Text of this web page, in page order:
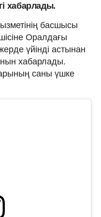
хабарлады.
басшысы
Оралдағы
үйінді астынан
хабарлады.
саны үшке